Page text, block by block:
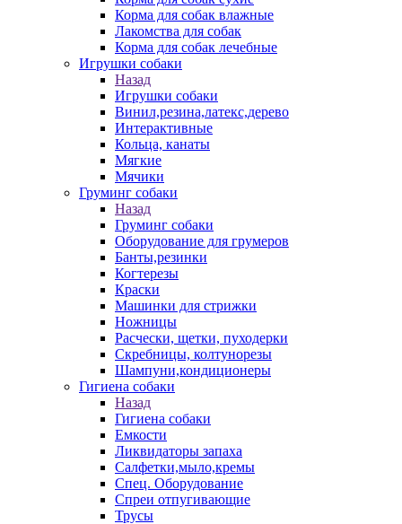
Корма для собак влажные
Лакомства для собак
Корма для собак лечебные
Игрушки собаки
Назад
Игрушки собаки
Винил,резина,латекс,дерево
Интерактивные
Кольца, канаты
Мягкие
Мячики
Груминг собаки
Назад
Груминг собаки
Оборудование для грумеров
Банты,резинки
Когтерезы
Краски
Машинки для стрижки
Ножницы
Расчески, щетки, пуходерки
Скребницы, колтунорезы
Шампуни,кондиционеры
Гигиена собаки
Назад
Гигиена собаки
Емкости
Ликвидаторы запаха
Салфетки,мыло,кремы
Спец. Оборудование
Спреи отпугивающие
Трусы